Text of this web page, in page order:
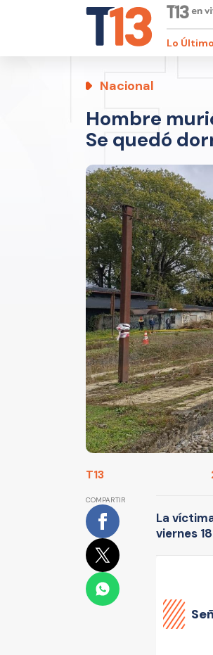
Lo Último
Nacional
Hombre
Se quedó
T13
COMPARTIR
La
viernes